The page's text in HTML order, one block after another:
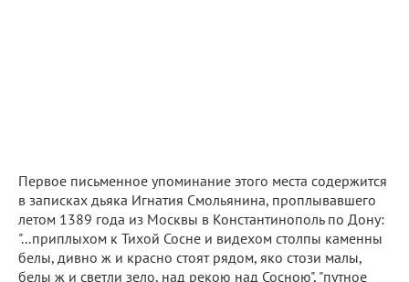
Первое письменное упоминание этого места содержится
в записках дьяка Игнатия Смольянина, проплывавшего
летом 1389 года из Москвы в Константинополь по Дону:
"...приплыхом к Тихой Сосне и видехом столпы каменны
белы, дивно ж и красно стоят рядом, яко стози малы,
белы ж и светли зело, над рекою над Сосною", "путное